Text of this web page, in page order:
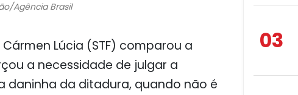
Agência Brasil
Lúcia (STF) comparou a
a necessidade de julgar a
daninha da ditadura, quando não é
03